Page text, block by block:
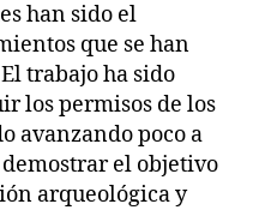
han sido el
que se han
trabajo ha sido
los permisos de los
avanzando poco a
el objetivo
arqueológica y